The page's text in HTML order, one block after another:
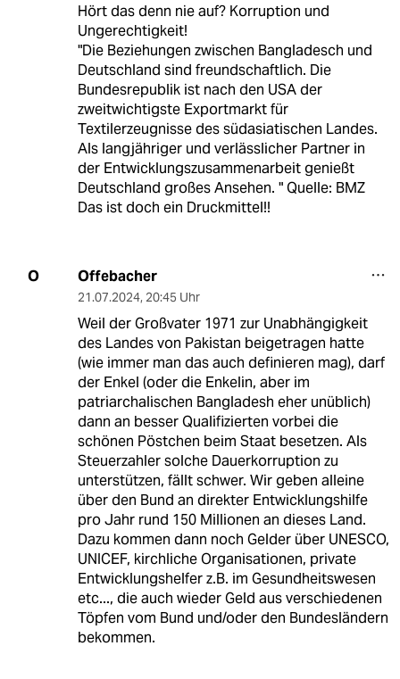
Hört das denn nie auf? Korruption und
Ungerechtigkeit!
"Die Beziehungen zwischen Bangladesch und
Deutschland sind freundschaftlich. Die
Bundesrepublik ist nach den USA der
zweitwichtigste Exportmarkt für
Textilerzeugnisse des südasiatischen Landes.
Als langjähriger und verlässlicher Partner in
der Entwicklungszusammenarbeit genießt
Deutschland großes Ansehen. " Quelle: BMZ
Das ist doch ein Druckmittel!!
O Offebacher
21.07.2024, 20:45 Uhr
Weil der Großvater 1971 zur Unabhängigkeit
des Landes von Pakistan beigetragen hatte
(wie immer man das auch definieren mag), darf
der Enkel (oder die Enkelin, aber im
patriarchalischen Bangladesh eher unüblich)
dann an besser Qualifizierten vorbei die
schönen Pöstchen beim Staat besetzen. Als
Steuerzahler solche Dauerkorruption zu
unterstützen, fällt schwer. Wir geben alleine
über den Bund an direkter Entwicklungshilfe
pro Jahr rund 150 Millionen an dieses Land.
Dazu kommen dann noch Gelder über UNESCO,
UNICEF, kirchliche Organisationen, private
Entwicklungshelfer z.B. im Gesundheitswesen
etc..., die auch wieder Geld aus verschiedenen
Töpfen vom Bund und/oder den Bundesländern
bekommen.